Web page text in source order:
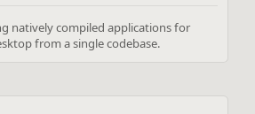
natively compiled applications for
from a single codebase.